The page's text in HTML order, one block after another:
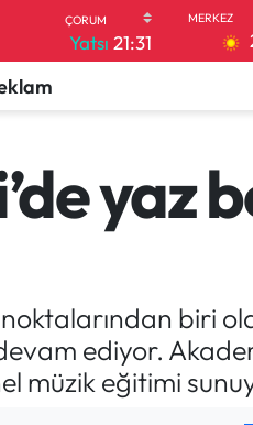
Yatsı 21:31
yaz
biri
ediyor.
müzik eğitimi